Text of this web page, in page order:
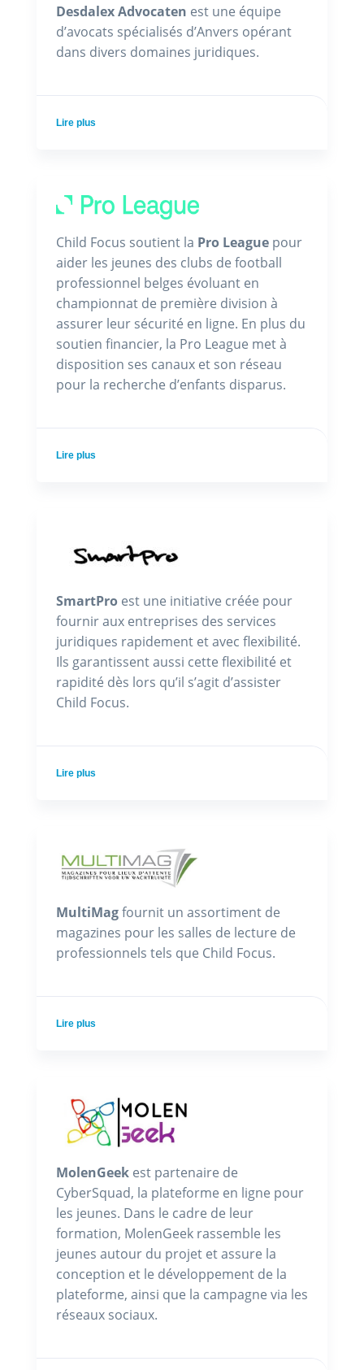
Desdalex Advocaten est une équipe
d’avocats spécialisés d’Anvers opérant
dans divers domaines juridiques.
Lire plus
Child Focus soutient la Pro League pour
aider les jeunes des clubs de football
professionnel belges évoluant en
championnat de première division à
assurer leur sécurité en ligne. En plus du
soutien financier, la Pro League met à
disposition ses canaux et son réseau
pour la recherche d’enfants disparus.
Lire plus
SmartPro est une initiative créée pour
fournir aux entreprises des services
juridiques rapidement et avec flexibilité.
Ils garantissent aussi cette flexibilité et
rapidité dès lors qu’il s’agit d’assister
Child Focus.
Lire plus
MultiMagfournit un assortiment de
magazines pour les salles de lecture de
professionnels tels que Child Focus.
Lire plus
MolenGeek est partenaire de
CyberSquad, la plateforme en ligne pour
les jeunes. Dans le cadre de leur
formation, MolenGeek rassemble les
jeunes autour du projet et assure la
conception et le développement de la
plateforme, ainsi que la campagne via les
réseaux sociaux.